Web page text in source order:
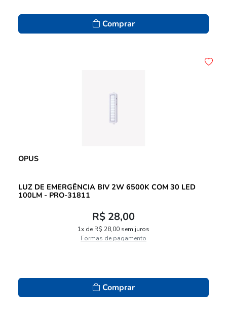
Comprar
OPUS
LUZ DE EMERGÊNCIA BIV 2W 6500K COM 30 LED
100LM - PRO-31811
R$ 28,00
1x de R$ 28,00 sem juros
Formas de pagamento
Comprar